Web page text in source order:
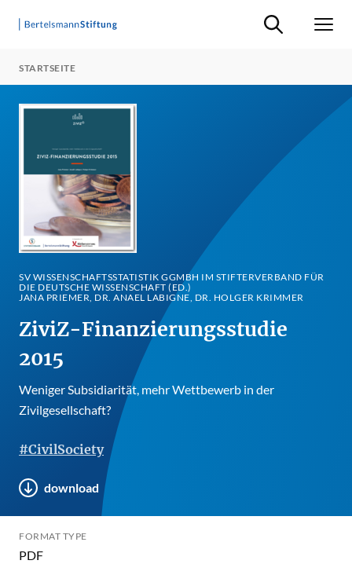
Suche ein-/
STARTSEITE
SV WISSENSCHAFTSSTATISTIK GGMBH IM STIFTERVERBAND FÜR
DIE DEUTSCHE WISSENSCHAFT (ED.)
JANA PRIEMER, DR. ANAEL LABIGNE, DR. HOLGER KRIMMER
ZiviZ-Finanzierungsstudie
2015
Weniger Subsidiarität, mehr Wettbewerb in der
Zivilgesellschaft?
#CivilSociety
download
FORMAT TYPE
PDF